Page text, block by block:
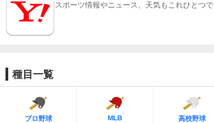
スポーツ情報やニュース、天気もこれひとつで
種目一覧
プロ野球 MLB 高校野球